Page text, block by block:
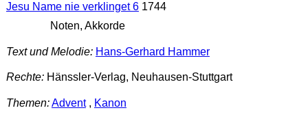
Jesu Name nie verklinget 61744
Noten, Akkorde
Text und Melodie: Hans-Gerhard Hammer
Rechte:Hänssler-Verlag, Neuhausen-Stuttgart
Themen:Advent, Kanon